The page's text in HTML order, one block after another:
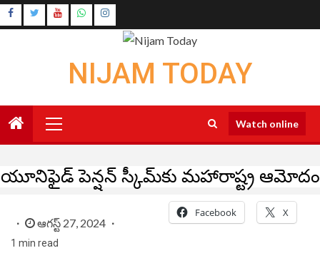
Skip
to
Instagram
NIJAM TODAY
Menu
Watch online
యూనిఫైడ్ పెన్షన్ స్కీమ్‌కు మహారాష్ట్ర ఆమోదం
ఆగస్ట్ 27, 2024
1 min read
Facebook X